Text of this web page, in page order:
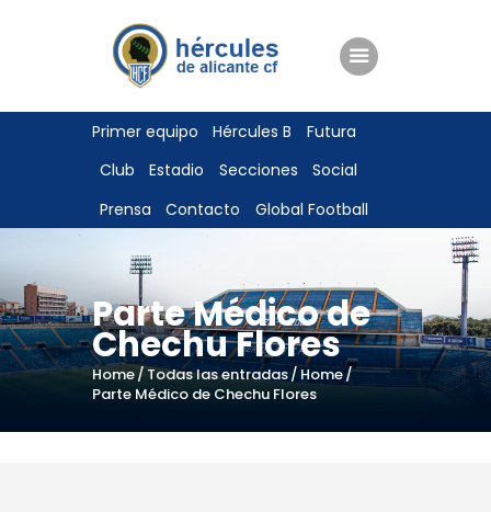
Primer equipo Hércules B
Futura
Club
Estadio Secciones
Social
Prensa
Contacto Global Football
Parte Médico de
Chechu Flores
Home Todas las entradas
Home
Parte Médico de Chechu Flores
ENTRADAS
TIENDA
HÉRCULESCF100